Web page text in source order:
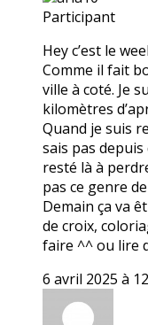
Participant
Hey c’est le
Comme il fait
ville à coté. Je
kilomètres
Quand je suis
sais pas depuis
resté là à
pas ce genre
Demain ça va
de croix,
faire ^^ ou lire
6 avril 2025 à